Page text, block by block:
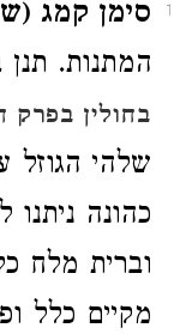
1
סימן קמג
המתנות. תנן
בחולין בפרק
שלהי הגוזל
כהונה ניתנו
וברית מלח
מקיים כלל